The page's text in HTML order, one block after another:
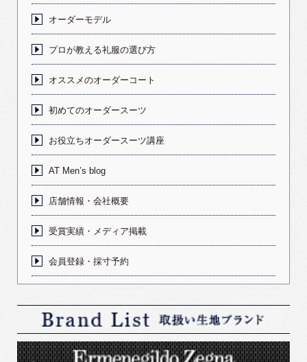
オーダーモデル
プロが教える礼服の選び方
オススメのオーダーコート
初めてのオーダースーツ
お役立ちオーダースーツ講座
AT Men’s blog
店舗情報・会社概要
受賞実績・メディア掲載
会員登録・採寸予約